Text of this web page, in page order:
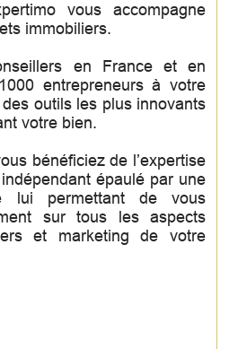
vous accompagne
immobiliers.
en France et en
entrepreneurs à votre
outils les plus innovants
votre bien.
bénéficiez de l’expertise
épaulé par une
lui permettant de vous
sur tous les aspects
et marketing de votre